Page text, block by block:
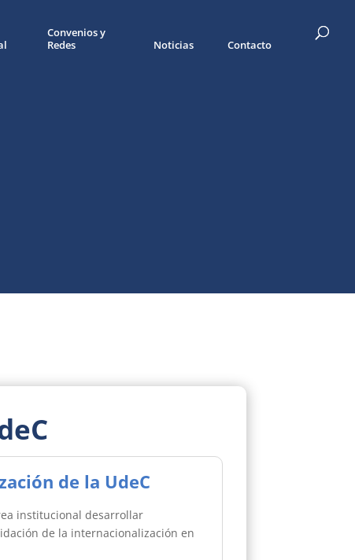
Convenios y
Redes
Noticias Contacto
de la UdeC
institucional desarrollar
de la internacionalización en